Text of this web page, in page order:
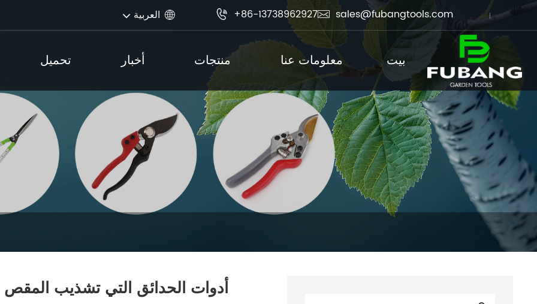
 sales@fubangtools.com
 +86-13738962927
 العربية
بيت معلومات عنا منتجات أخبار تحميل
أدوات الحدائق التي تشذيب المقص